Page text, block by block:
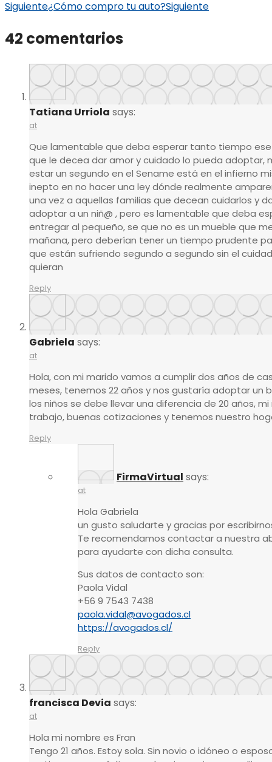
Siguiente¿Cómo compro tu auto?Siguiente
42 comentarios
Tatiana Urriola says:
at
Que lamentable que deba esperar tanto tiempo
que le decea dar amor y cuidado lo pueda adoptar,
estar un segundo en el Sename está en el infierno
inepto en no hacer una ley dónde realmente
una vez a aquellas familias que decean cuidarlos y
adoptar a un niñ@ , pero es lamentable que deba
entregar al pequeño, se que no es un mueble que
mañana, pero deberían tener un tiempo prudente
que están sufriendo segundo a segundo sin el
quieran
Reply
Gabriela says:
at
Hola, con mi marido vamos a cumplir dos años de
meses, tenemos 22 años y nos gustaría adoptar un
los niños se debe llevar una diferencia de 20 años,
trabajo, buenas cotizaciones y tenemos nuestro
Reply
FirmaVirtual says:
at
Hola Gabriela
un gusto saludarte y gracias por
Te recomendamos contactar a nuestra
para ayudarte con dicha consulta.
Sus datos de contacto son:
Paola Vidal
+56 9 7543 7438
paola.vidal@avogados.cl
https://avogados.cl/
Reply
francisca Devia says:
at
Hola mi nombre es Fran
Tengo 21 años. Estoy sola. Sin novio o idóneo o